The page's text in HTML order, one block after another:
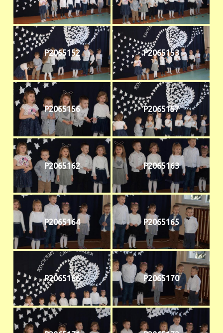
P2065152 P2065153
P2065156 P2065157
P2065162 P2065163
P2065164 P2065165
P2065166 P2065170